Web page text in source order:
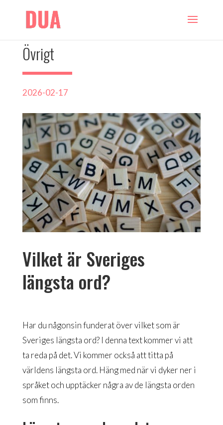
Övrigt
2026-02-17
Vilket är Sveriges
längsta ord?
Har du någonsin funderat över vilket som är
Sveriges längsta ord? I denna text kommer vi att
ta reda på det. Vi kommer också att titta på
världens längsta ord. Häng med när vi dyker ner i
språket och upptäcker några av de längsta orden
som finns.